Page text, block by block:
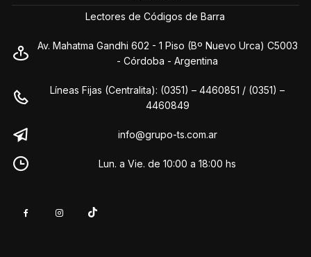
Lectores de Códigos de Barra
Av. Mahatma Gandhi 602 - 1 Piso (Bº Nuevo Urca) C5003
- Córdoba - Argentina
Líneas Fijas (Centralita): (0351) – 4460851 / (0351) –
4460849
info@grupo-ts.com.ar
Lun. a Vie. de 10:00 a 18:00 hs